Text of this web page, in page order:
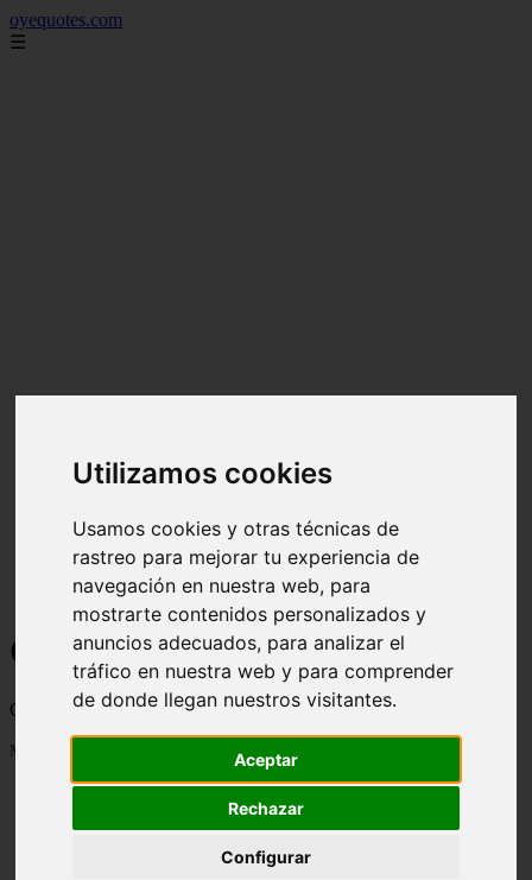
Utilizamos cookies
Usamos cookies y otras técnicas de
rastreo para mejorar tu experiencia de
navegación en nuestra web, para
mostrarte contenidos personalizados y
anuncios adecuados, para analizar el
tráfico en nuestra web y para comprender
de donde llegan nuestros visitantes.
Aceptar
Rechazar
Configurar
oyequotes.com
☰
Curiosidades y Sabias que
Cosas curiosas, curiosidades, noticias impactantes y mucho mas
Mostrando 1 - 24 de 2838 artículos